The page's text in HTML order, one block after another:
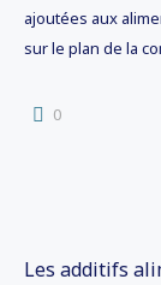
ajoutées aux
sur le plan de la
0
Les additifs